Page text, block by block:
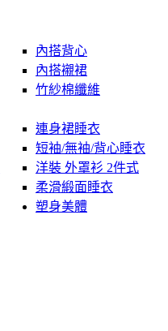
內搭背心
內搭襯裙
竹紗棉纖維
連身裙睡衣
短袖/無袖/背心睡衣
洋裝 外罩衫 2件式
柔滑緞面睡衣
塑身美體